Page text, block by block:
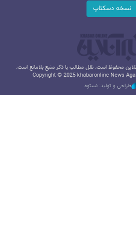
نسخه دسکتاپ
محفوظ است. نقل مطالب با ذکر منبع بلامانع است.
Copyright © 2025 khabaronline News
طراحی و تولید: نستوه